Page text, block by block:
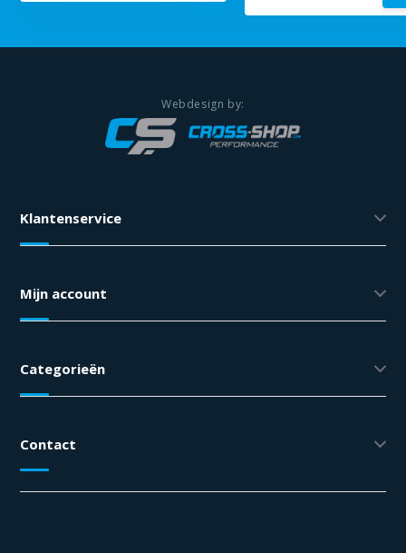
Klantenservice
Mijn account
Categorieën
Contact